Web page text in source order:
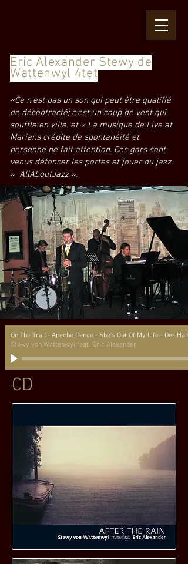
Eric Alexander Stewy de
Wattenwyl 4tet
«Ce n'est pas un son qui peut être qualifié
de décontracté; c'est un coup de vent qui
souffle en ville. et « La musique de Live at
Marians crépite de spontanéité et
personne ne fait attention. Ces gars sont
venus défoncer les portes et jouer du jazz
» AllAboutJazz ».
On The Trail - Apache Dance - She's Out Of My Life - Der
Stewy von Wattenwyl feat. Eric Alexander
CD